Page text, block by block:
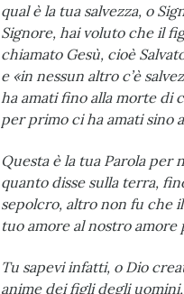
qual è la tua salvezza, o
Signore, hai voluto che il
chiamato Gesù, cioè
e «in nessun altro c’è
ha amati fino alla morte di
per primo ci ha amati sino
Questa è la tua Parola per
quanto disse sulla terra,
sepolcro, altro non fu che
tuo amore al nostro amore
Tu sapevi infatti, o Dio
anime dei figli degli